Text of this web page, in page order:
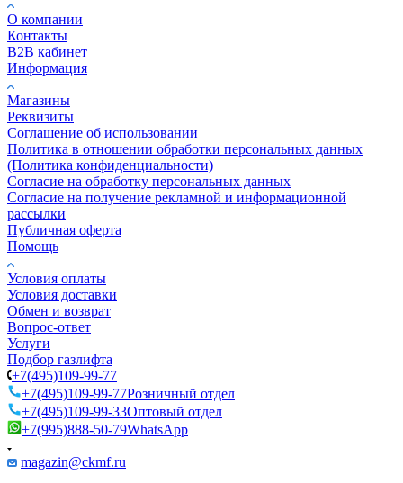
О компании
Контакты
B2B кабинет
Информация
Магазины
Реквизиты
Соглашение об использовании
Политика в отношении обработки персональных данных
(Политика конфиденциальности)
Согласие на обработку персональных данных
Согласие на получение рекламной и информационной
рассылки
Публичная оферта
Помощь
Условия оплаты
Условия доставки
Обмен и возврат
Вопрос-ответ
Услуги
Подбор газлифта
+7(495)109-99-77
+7(495)109-99-77Розничный отдел
+7(495)109-99-33Оптовый отдел
+7(995)888-50-79WhatsApp
magazin@ckmf.ru